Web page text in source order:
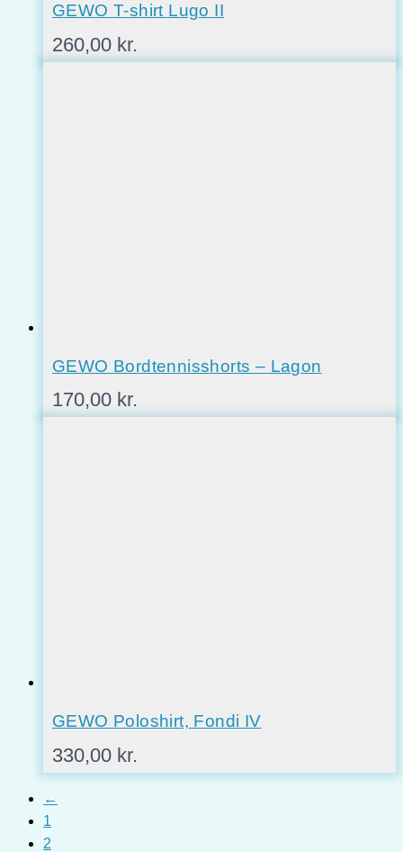
GEWO T-shirt Lugo II
260,00 kr.
GEWO Bordtennisshorts – Lagon
170,00 kr.
GEWO Poloshirt, Fondi IV
330,00 kr.
←
1
2